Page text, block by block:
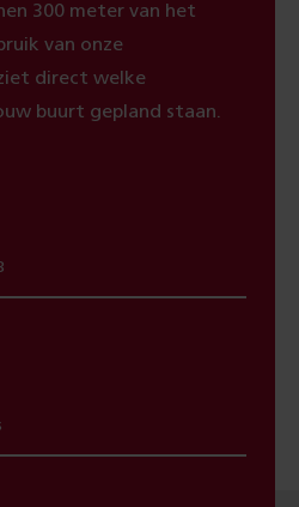
300 meter van het
van onze
direct welke
buurt gepland staan.